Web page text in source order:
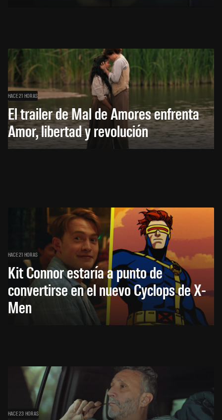
HACE 21 HORAS
El trailer de Mal de Amores enfrenta
Amor, libertad y revolución
HACE 21 HORAS
Kit Connor estaría a punto de
convertirse en el nuevo Cyclops de X-
Men
HACE 23 HORAS